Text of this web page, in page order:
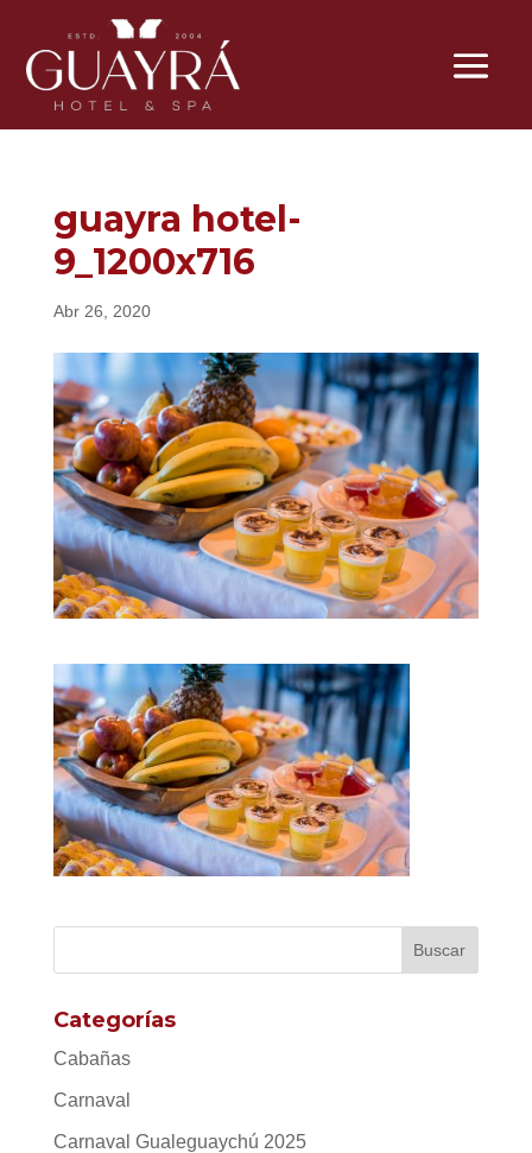
guayra hotel-
9_1200x716
Abr 26, 2020
Categorías
Cabañas
Carnaval
Carnaval Gualeguaychú 2025